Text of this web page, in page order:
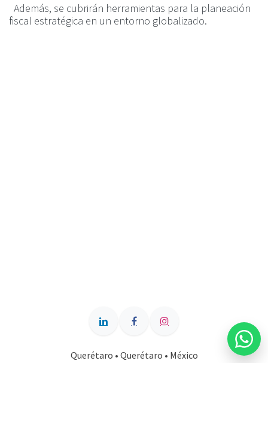
Además, se cubrirán herramientas para la planeación
fiscal estratégica en un entorno globalizado.
Querétaro • Querétaro • México